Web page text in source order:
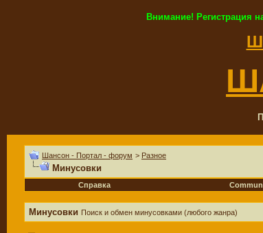
Внимание! Регистрация
Шансон - Портал - форум > Разное
Минусовки
Справка
Минусовки Поиск и обмен минусовками (любого жанра)